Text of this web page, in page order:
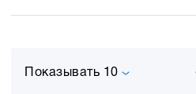
Показывать 10